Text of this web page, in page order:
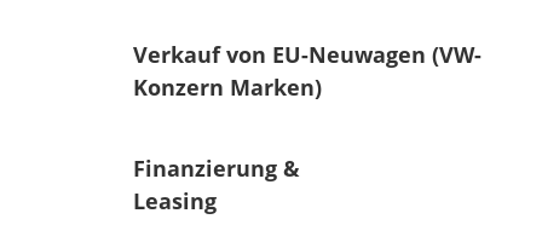
Verkauf von EU-Neuwagen (VW-
Konzern Marken)
Finanzierung &
Leasing